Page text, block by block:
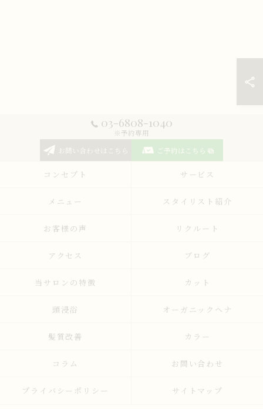
03-6808-1040
※予約専用
お問い合わせはこちら
ご予約はこちら
コンセプト サービス
メニュー スタイリスト紹介
お客様の声 リクルート
アクセス ブログ
当サロンの特徴 カット
頭浸浴 オーガニックヘナ
髪質改善 カラー
コラム お問い合わせ
プライバシーポリシー サイトマップ